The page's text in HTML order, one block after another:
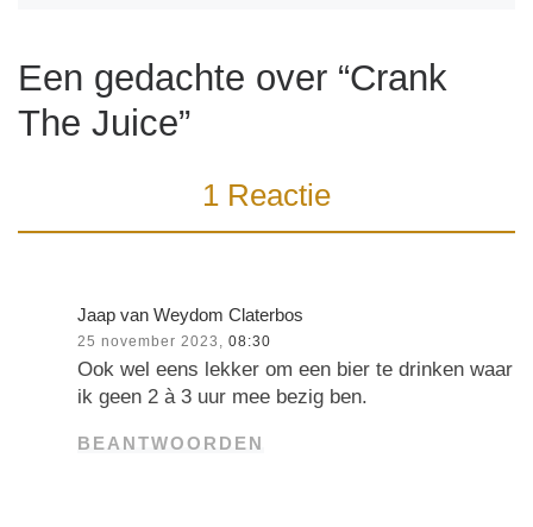
Een gedachte over “Crank
The Juice”
1 Reactie
Jaap van Weydom Claterbos
25 november 2023, 08:30
Ook wel eens lekker om een bier te drinken waar
ik geen 2 à 3 uur mee bezig ben.
BEANTWOORDEN